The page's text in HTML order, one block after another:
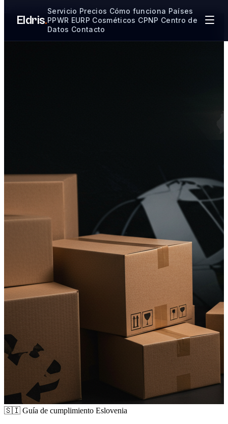
Ir al contenido principal
Eldris.
Servicio Precios Cómo funciona Países
PPWR EURP Cosméticos CPNP Centro de
Datos Contacto
🇸🇮 Guía de cumplimiento Eslovenia